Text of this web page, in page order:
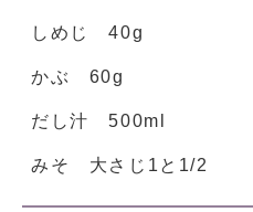
しめじ 40g
かぶ 60g
だし汁 500ml
みそ 大さじ1と1/2